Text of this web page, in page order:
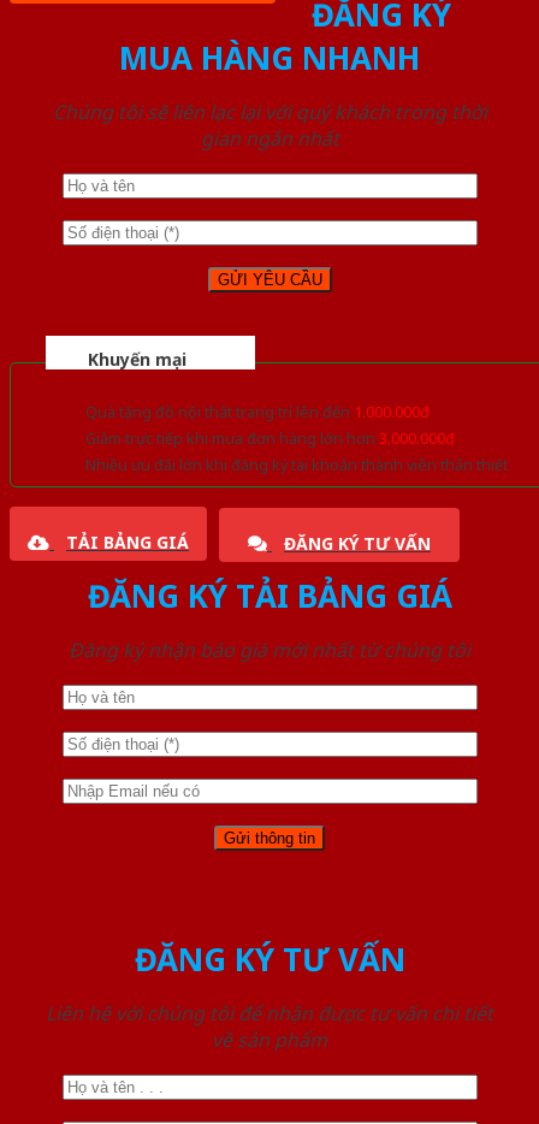
ĐĂNG KÝ
MUA HÀNG NHANH
Chúng tôi sẽ liên lạc lại với quý khách trong thời
gian ngắn nhất
Khuyến mại
Quà tặng đồ nội thất trang trí lên đến 1.000.000đ
Giảm trực tiếp khi mua đơn hàng lớn hơn 3.000.000đ
Nhiều ưu đãi lớn khi đăng ký tài khoản thành viên thân thiết
TẢI BẢNG GIÁ ĐĂNG KÝ TƯ VẤN
ĐĂNG KÝ TẢI BẢNG GIÁ
Đăng ký nhận báo giá mới nhất từ chúng tôi
ĐĂNG KÝ TƯ VẤN
Liên hệ với chúng tôi để nhận được tư vấn chi tiết
về sản phẩm